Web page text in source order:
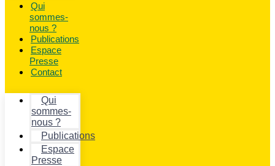
Qui
sommes-
nous ?
Publications
Espace
Presse
Contact
Qui
sommes-
nous ?
Publications
Espace
Presse